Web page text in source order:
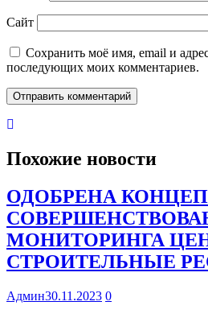
Сайт
Сохранить моё имя, email и
последующих моих комментариев.
Похожие новости
ОДОБРЕНА
МОНИТОРИНГА
СТРОИТЕЛЬНЫЕ
Админ30.11.2023 0